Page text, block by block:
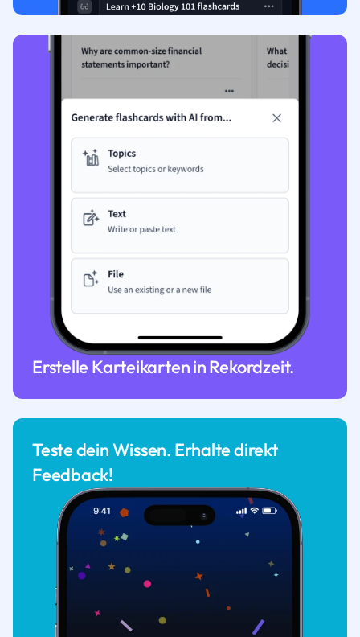
Erstelle Karteikarten in Rekordzeit.
Teste dein Wissen. Erhalte direkt
Feedback!